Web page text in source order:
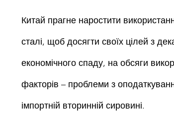
Китай прагне наростити
сталі, щоб досягти своїх цілей з
економічного спаду, на обсяги
факторів – проблеми з
імпортній вторинній сировині.